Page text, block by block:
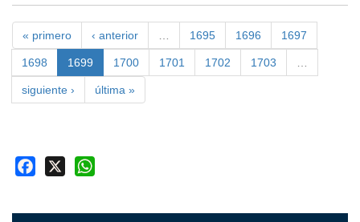
« primero ‹ anterior 1695 1696 1697
1698 1699 1700 1701 1702 1703
siguiente › última »
Facebook